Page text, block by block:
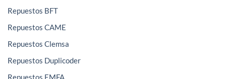
Repuestos BFT
Repuestos CAME
Repuestos Clemsa
Repuestos Duplicoder
Repuestos EMFA